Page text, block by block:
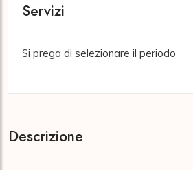
Servizi
Si prega di selezionare il periodo
Descrizione